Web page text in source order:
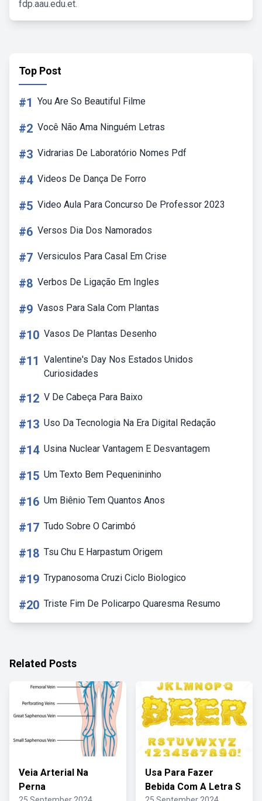
fdp.aau.edu.et.
Top Post
#1 You Are So Beautiful Filme
#2 Você Não Ama Ninguém Letras
#3 Vidrarias De Laboratório Nomes Pdf
#4 Videos De Dança De Forro
#5 Video Aula Para Concurso De Professor 2023
#6 Versos Dia Dos Namorados
#7 Versiculos Para Casal Em Crise
#8 Verbos De Ligação Em Ingles
#9 Vasos Para Sala Com Plantas
#10 Vasos De Plantas Desenho
#11 Valentine's Day Nos Estados Unidos
Curiosidades
#12 V De Cabeça Para Baixo
#13 Uso Da Tecnologia Na Era Digital Redação
#14 Usina Nuclear Vantagem E Desvantagem
#15 Um Texto Bem Pequenininho
#16 Um Biênio Tem Quantos Anos
#17 Tudo Sobre O Carimbó
#18 Tsu Chu E Harpastum Origem
#19 Trypanosoma Cruzi Ciclo Biologico
#20 Triste Fim De Policarpo Quaresma Resumo
Related Posts
Veia Arterial Na
Perna
Usa Para Fazer
Bebida Com A Letra S